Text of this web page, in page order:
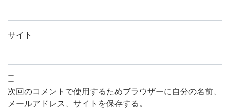
サイト
次回のコメントで使用するためブラウザーに自分の名前、
メールアドレス、サイトを保存する。